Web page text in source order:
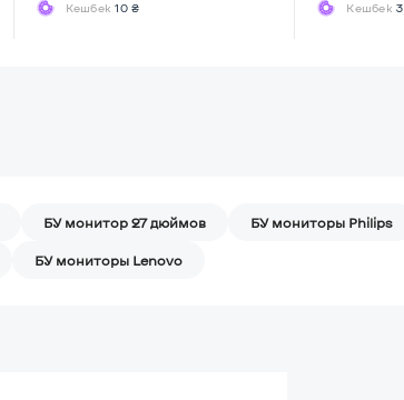
Кешбек10 ₴ Кешбек
БУ монитор 27 дюймов БУ мониторы Philips
БУ мониторы Lenovo